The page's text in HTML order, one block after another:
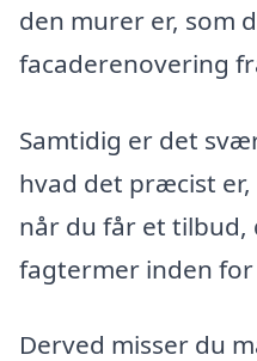
den murer er, som
facaderenovering
Samtidig er det
hvad det præcist
når du får et tilbud,
fagtermer inden
Derved misser du